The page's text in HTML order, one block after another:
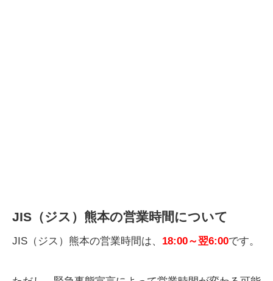
JIS（ジス）熊本の営業時間について
JIS（ジス）熊本の営業時間は、 18:00～翌6:00です。